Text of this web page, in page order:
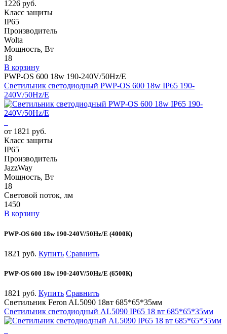
1226 руб.
Класс защиты
IP65
Производитель
Wolta
Мощность, Вт
18
В корзину
PWP-OS 600 18w 190-240V/50Hz/E
Светильник светодиодный PWP-OS 600 18w IP65 190-
240V/50Hz/E
от 1821 руб.
Класс защиты
IP65
Производитель
JazzWay
Мощность, Вт
18
Световой поток, лм
1450
В корзину
PWP-OS 600 18w 190-240V/50Hz/E (4000К)
1821 руб. Купить Сравнить
PWP-OS 600 18w 190-240V/50Hz/E (6500К)
1821 руб. Купить Сравнить
Светильник Feron AL5090 18вт 685*65*35мм
Светильник светодиодный AL5090 IP65 18 вт 685*65*35мм